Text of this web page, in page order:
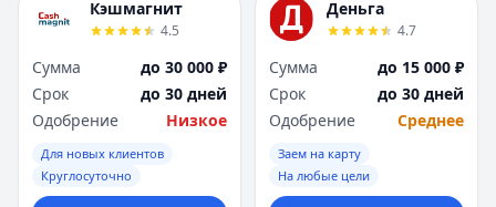
Кэшмагнит
4.5
Сумма
до 30 000 ₽
Срок
до 30 дней
Одобрение
Низкое
Для новых клиентов
Круглосуточно
Деньга
4.7
Сумма
до 15 000 ₽
Срок
до 30 дней
Одобрение
Среднее
Заем на карту
На любые цели